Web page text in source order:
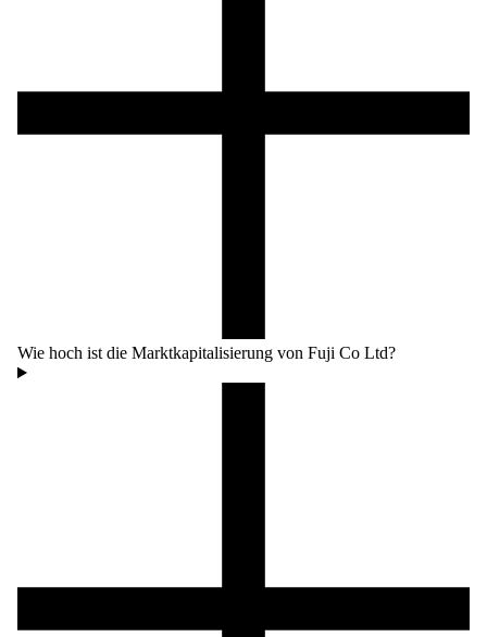
Wie hoch ist die Marktkapitalisierung von Fuji Co Ltd?